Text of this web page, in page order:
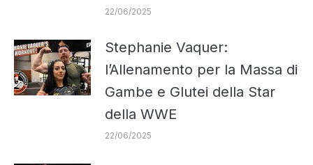
22/06/2025
Stephanie Vaquer:
l’Allenamento per la Massa di
Gambe e Glutei della Star
della WWE
22/06/2025